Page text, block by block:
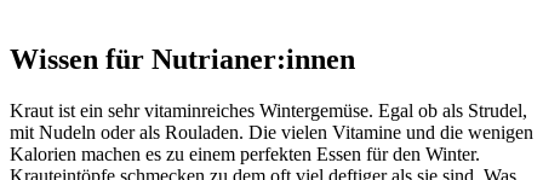
Wissen für Nutrianer:innen
Kraut ist ein sehr vitaminreiches Wintergemüse. Egal ob als Strudel,
mit Nudeln oder als Rouladen. Die vielen Vitamine und die wenigen
Kalorien machen es zu einem perfekten Essen für den Winter.
Krauteintöpfe schmecken zu dem oft viel deftiger als sie sind. Was